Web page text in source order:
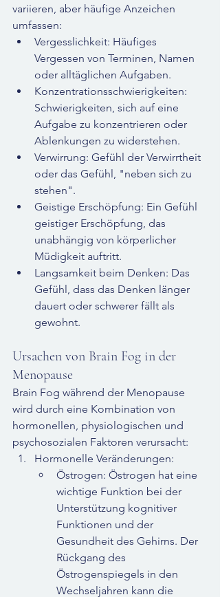
variieren, aber häufige Anzeichen
umfassen:
Vergesslichkeit: Häufiges
Vergessen von Terminen, Namen
oder alltäglichen Aufgaben.
Konzentrationsschwierigkeiten:
Schwierigkeiten, sich auf eine
Aufgabe zu konzentrieren oder
Ablenkungen zu widerstehen.
Verwirrung: Gefühl der Verwirrtheit
oder das Gefühl, "neben sich zu
stehen".
Geistige Erschöpfung: Ein Gefühl
geistiger Erschöpfung, das
unabhängig von körperlicher
Müdigkeit auftritt.
Langsamkeit beim Denken: Das
Gefühl, dass das Denken länger
dauert oder schwerer fällt als
gewohnt.
Ursachen von Brain Fog in der
Menopause
Brain Fog während der Menopause
wird durch eine Kombination von
hormonellen, physiologischen und
psychosozialen Faktoren verursacht:
Hormonelle Veränderungen:
Östrogen: Östrogen hat eine
wichtige Funktion bei der
Unterstützung kognitiver
Funktionen und der
Gesundheit des Gehirns. Der
Rückgang des
Östrogenspiegels in den
Wechseljahren kann die